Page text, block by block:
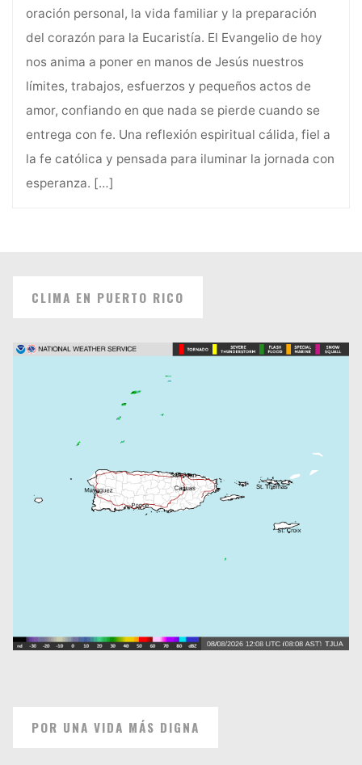
oración personal, la vida familiar y la preparación
del corazón para la Eucaristía. El Evangelio de hoy
nos anima a poner en manos de Jesús nuestros
límites, trabajos, esfuerzos y pequeños actos de
amor, confiando en que nada se pierde cuando se
entrega con fe. Una reflexión espiritual cálida, fiel a
la fe católica y pensada para iluminar la jornada con
esperanza. […]
CLIMA EN PUERTO RICO
POR UNA VIDA MÁS DIGNA